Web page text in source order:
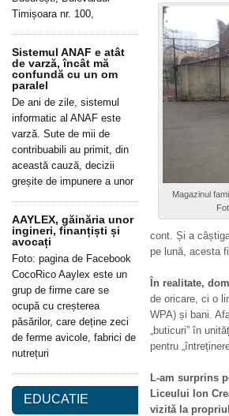
Magazinul
cont. Și a
pe lună, acesta
În realitate,
de oricare, ci o
WPA) și bani.
„buticuri” în
pentru
L-am surprins
Liceului Ion
vizită la
Timișoara nr. 100,
Sistemul ANAF e atât
de varză, încât mă
confundă cu un om
paralel
De ani de zile, sistemul
informatic al ANAF este
varză. Sute de mii de
contribuabili au primit, din
această cauză, decizii
greșite de impunere a unor
AAYLEX, găinăria unor
ingineri, finanțiști și
avocați
Foto: pagina de Facebook
CocoRico Aaylex este un
grup de firme care se
ocupă cu creșterea
păsărilor, care deține zeci
de ferme avicole, fabrici de
nutrețuri
EDUCATIE